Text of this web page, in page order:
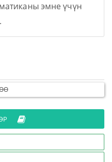
эмне үчүн